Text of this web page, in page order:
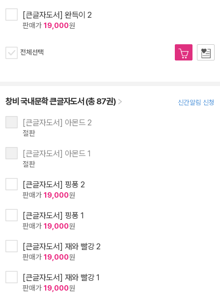
[큰글자도서] 완득이 2
판매가 19,000원
전체선택
창비 국내문학 큰글자도서 (총 87권) 신간알림 신청
[큰글자도서] 아몬드 2
절판
[큰글자도서] 아몬드 1
절판
[큰글자도서] 핑퐁 2
판매가 19,000원
[큰글자도서] 핑퐁 1
판매가 19,000원
[큰글자도서] 재와 빨강 2
판매가 19,000원
[큰글자도서] 재와 빨강 1
판매가 19,000원